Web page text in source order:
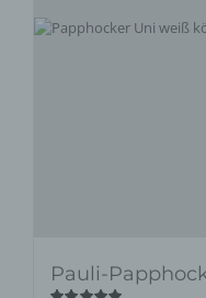
Pauli-